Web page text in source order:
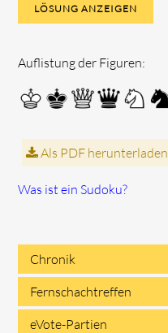
LÖSUNG ANZEIGEN
Auflistung der Figuren:
Als PDF herunterladen
Was ist ein Sudoku?
Navigation
überspringen
Chronik
Fernschachtreffen
eVote-Partien